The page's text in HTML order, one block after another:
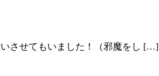
させてもいました！（邪魔をし […]